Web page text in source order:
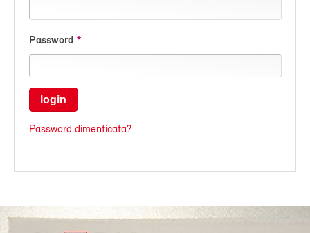
Password
login
Password dimenticata?